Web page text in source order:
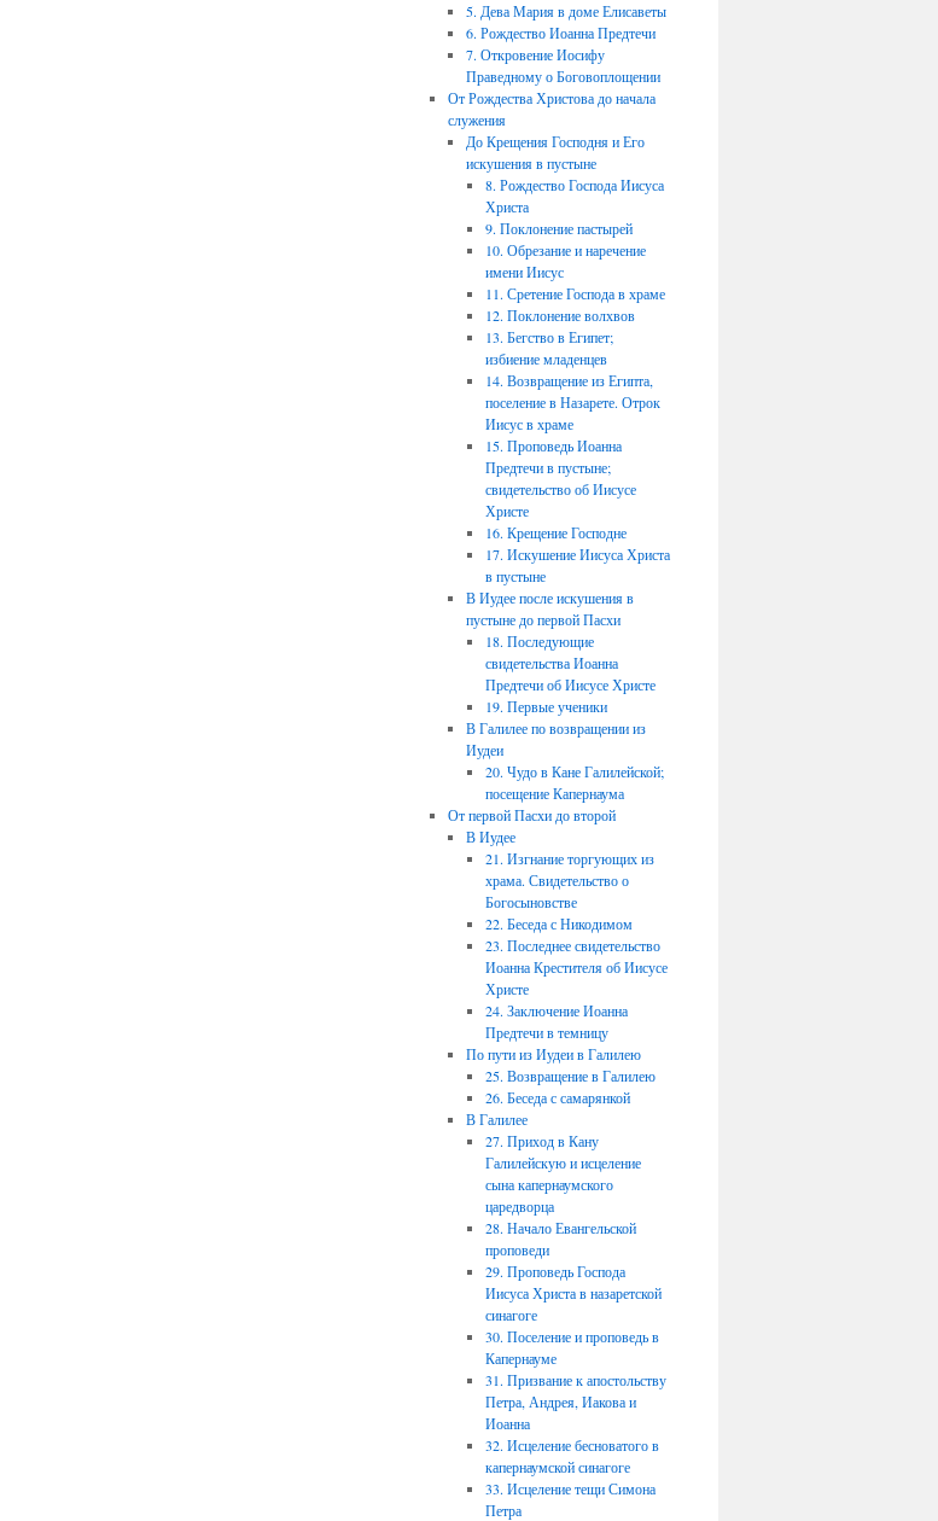
5. Дева Мария в доме Елисаветы
6. Рождество Иоанна Предтечи
7. Откровение Иосифу
Праведному о Боговоплощении
От Рождества Христова до начала
служения
До Крещения Господня и Его
искушения в пустыне
8. Рождество Господа Иисуса
Христа
9. Поклонение пастырей
10. Обрезание и наречение
имени Иисус
11. Сретение Господа в храме
12. Поклонение волхвов
13. Бегство в Египет;
избиение младенцев
14. Возвращение из Египта,
поселение в Назарете. Отрок
Иисус в храме
15. Проповедь Иоанна
Предтечи в пустыне;
свидетельство об Иисусе
Христе
16. Крещение Господне
17. Искушение Иисуса Христа
в пустыне
В Иудее после искушения в
пустыне до первой Пасхи
18. Последующие
свидетельства Иоанна
Предтечи об Иисусе Христе
19. Первые ученики
В Галилее по возвращении из
Иудеи
20. Чудо в Кане Галилейской;
посещение Капернаума
От первой Пасхи до второй
В Иудее
21. Изгнание торгующих из
храма. Свидетельство о
Богосыновстве
22. Беседа с Никодимом
23. Последнее свидетельство
Иоанна Крестителя об Иисусе
Христе
24. Заключение Иоанна
Предтечи в темницу
По пути из Иудеи в Галилею
25. Возвращение в Галилею
26. Беседа с самарянкой
В Галилее
27. Приход в Кану
Галилейскую и исцеление
сына капернаумского
царедворца
28. Начало Евангельской
проповеди
29. Проповедь Господа
Иисуса Христа в назаретской
синагоге
30. Поселение и проповедь в
Капернауме
31. Призвание к апостольству
Петра, Андрея, Иакова и
Иоанна
32. Исцеление бесноватого в
капернаумской синагоге
33. Исцеление тещи Симона
Петра